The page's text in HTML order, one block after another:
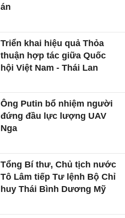
án
Triển khai hiệu quả Thỏa
thuận hợp tác giữa Quốc
hội Việt Nam - Thái Lan
Ông Putin bổ nhiệm người
đứng đầu lực lượng UAV
Nga
Tổng Bí thư, Chủ tịch nước
Tô Lâm tiếp Tư lệnh Bộ Chỉ
huy Thái Bình Dương Mỹ